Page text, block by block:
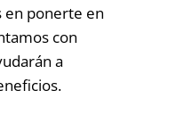
en ponerte en
con
a